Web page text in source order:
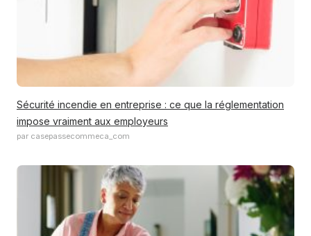
Sécurité incendie en entreprise : ce que la réglementation
impose vraiment aux employeurs
par casepassecommeca_com